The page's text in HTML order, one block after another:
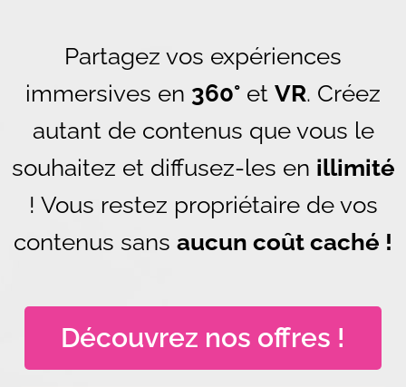
Partagez vos expériences
immersives en 360° et VR. Créez
autant de contenus que vous le
souhaitez et diffusez-les en illimité
! Vous restez propriétaire de vos
contenus sans aucun coût caché !
Découvrez nos offres !